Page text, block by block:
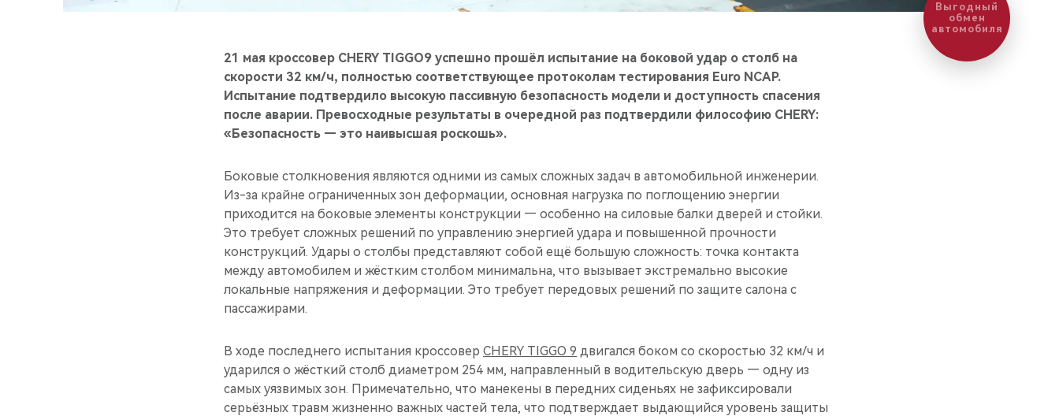
21 мая кроссовер CHERY TIGGO9 успешно прошёл испытание на боковой удар о столб на
скорости 32 км/ч, полностью соответствующее протоколам тестирования Euro NCAP.
Испытание подтвердило высокую пассивную безопасность модели и доступность спасения
после аварии. Превосходные результаты в очередной раз подтвердили философию CHERY:
«Безопасность — это наивысшая роскошь».
Боковые столкновения являются одними из самых сложных задач в автомобильной инженерии.
Из-за крайне ограниченных зон деформации, основная нагрузка по поглощению энергии
приходится на боковые элементы конструкции — особенно на силовые балки дверей и стойки.
Это требует сложных решений по управлению энергией удара и повышенной прочности
конструкций. Удары о столбы представляют собой ещё большую сложность: точка контакта
между автомобилем и жёстким столбом минимальна, что вызывает экстремально высокие
локальные напряжения и деформации. Это требует передовых решений по защите салона с
пассажирами.
В ходе последнего испытания кроссовер CHERY TIGGO 9 двигался боком со скоростью 32 км/ч и
ударился о жёсткий столб диаметром 254 мм, направленный в водительскую дверь — одну из
самых уязвимых зон. Примечательно, что манекены в передних сиденьях не зафиксировали
серьёзных травм жизненно важных частей тела, что подтверждает выдающийся уровень защиты
Выгодный
обмен
автомобиля